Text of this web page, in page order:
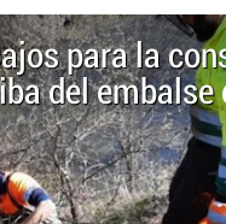
para la
del embalse